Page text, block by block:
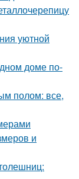
уютной
доме по-
полом: все,
и